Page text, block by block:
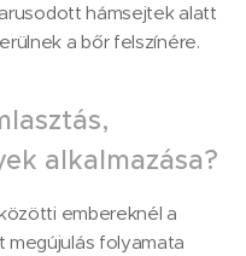
hámsejtek alatt
a bőr felszínére.
alkalmazása?
embereknél a
megújulás folyamata